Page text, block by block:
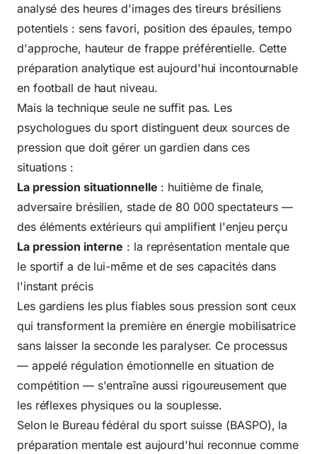
analysé des heures d'images des tireurs brésiliens
potentiels : sens favori, position des épaules, tempo
d'approche, hauteur de frappe préférentielle. Cette
préparation analytique est aujourd'hui incontournable
en football de haut niveau.
Mais la technique seule ne suffit pas. Les
psychologues du sport distinguent deux sources de
pression que doit gérer un gardien dans ces
situations :
La pression situationnelle : huitième de finale,
adversaire brésilien, stade de 80 000 spectateurs —
des éléments extérieurs qui amplifient l'enjeu perçu
La pression interne : la représentation mentale que
le sportif a de lui-même et de ses capacités dans
l'instant précis
Les gardiens les plus fiables sous pression sont ceux
qui transforment la première en énergie mobilisatrice
sans laisser la seconde les paralyser. Ce processus
— appelé régulation émotionnelle en situation de
compétition — s'entraîne aussi rigoureusement que
les réflexes physiques ou la souplesse.
Selon le Bureau fédéral du sport suisse (BASPO), la
préparation mentale est aujourd'hui reconnue comme